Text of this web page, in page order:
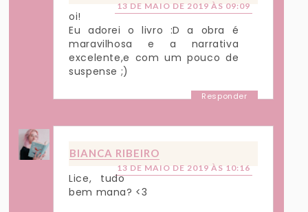
13 DE MAIO DE 2019 ÀS 09:09
oi!
Eu adorei o livro :D a obra é
maravilhosa e a narrativa
excelente,e com um pouco de
suspense ;)
Responder
BIANCA RIBEIRO
13 DE MAIO DE 2019 ÀS 10:16
Lice, tudo
bem mana? <3